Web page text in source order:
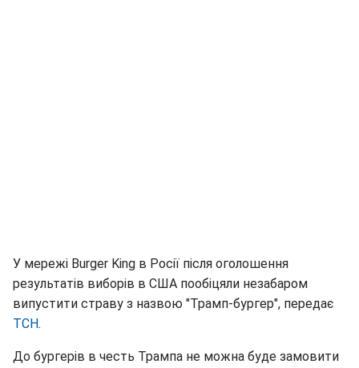
У мережі Burger King в Росії після оголошення
результатів виборів в США пообіцяли незабаром
випустити страву з назвою "Трамп-бургер", передає
ТСН.
До бургерів в честь Трампа не можна буде замовити